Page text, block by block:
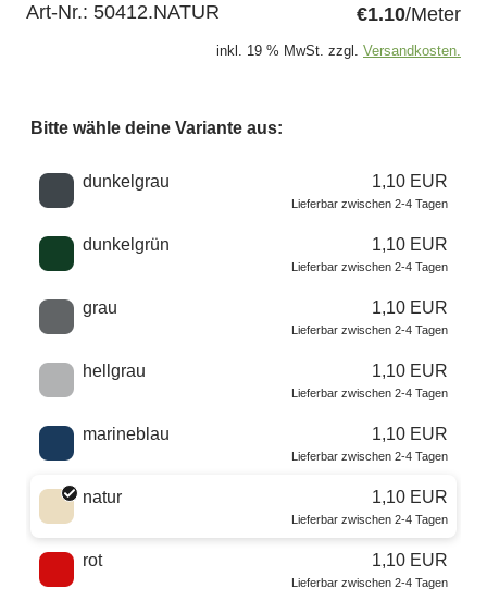
Art-Nr.: 50412.NATUR €1.10/Meter
inkl. 19 % MwSt. zzgl. Versandkosten.
Bitte wähle deine Variante aus:
Wähle eine Farbe
dunkelgrau 1,10 EUR
Lieferbar zwischen 2-4 Tagen
dunkelgrün 1,10 EUR
Lieferbar zwischen 2-4 Tagen
grau 1,10 EUR
Lieferbar zwischen 2-4 Tagen
hellgrau 1,10 EUR
Lieferbar zwischen 2-4 Tagen
marineblau 1,10 EUR
Lieferbar zwischen 2-4 Tagen
natur 1,10 EUR
Lieferbar zwischen 2-4 Tagen
rot 1,10 EUR
Lieferbar zwischen 2-4 Tagen